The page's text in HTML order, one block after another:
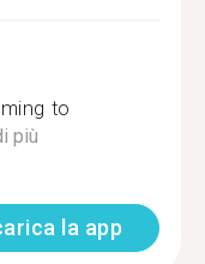
to
più
la app